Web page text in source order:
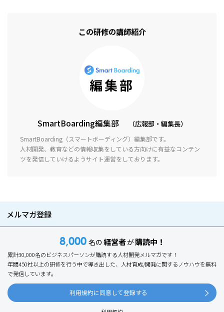
この研修の講師紹介
SmartBoarding編集部 （広報部・編集長）
SmartBoarding（スマートボーディング）編集部です。
人材開発、教育などの情報収集をしている方向けに有益なコンテン
ツを発信していけるようサイト運営をしております。
メルマガ登録
8,000 名の経営者が購読中！
累計30,000名のビジネスパーソンが購読する人材開発メルマガです！
年間450社以上の研修を行う中で導き出した、人材育成/開発に関するノウハウを無料
で発信しています。
利用規約に同意して登録する